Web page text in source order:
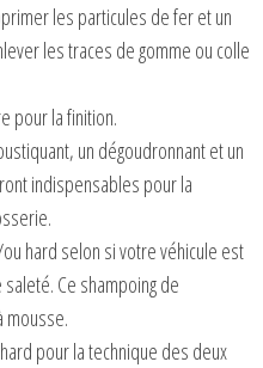
les particules de fer et un
les traces de gomme ou colle
pour la finition.
un dégoudronnant et un
indispensables pour la
hard selon si votre véhicule est
Ce shampoing de
mousse.
pour la technique des deux